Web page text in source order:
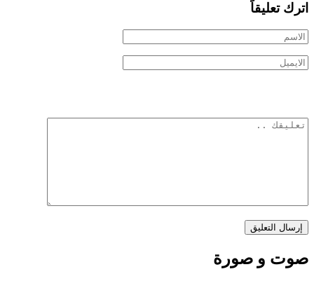
اترك تعليقاً
صوت و صورة